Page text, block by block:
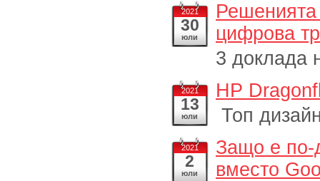
2021
30
юли
Решенията
цифрова
3 доклада
2021
13
юли
HP
Топ
2021
2
юли
Защо е по-
вместо